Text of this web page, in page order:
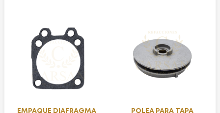
EMPAQUE DIAFRAGMA
POLEA PARA TAPA